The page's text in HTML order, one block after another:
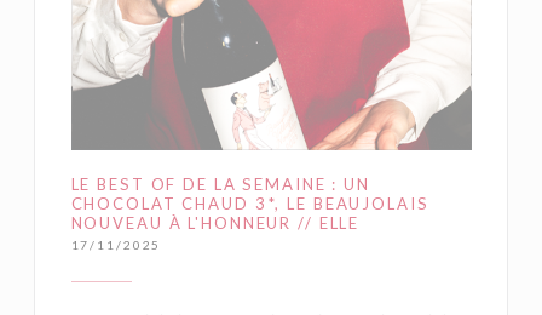
LE BEST OF DE LA SEMAINE : UN
CHOCOLAT CHAUD 3*, LE BEAUJOLAIS
NOUVEAU À L'HONNEUR // ELLE
17/11/2025